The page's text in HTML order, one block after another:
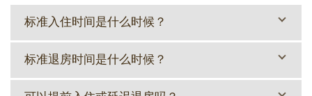
标准入住时间是什么时候？
标准退房时间是什么时候？